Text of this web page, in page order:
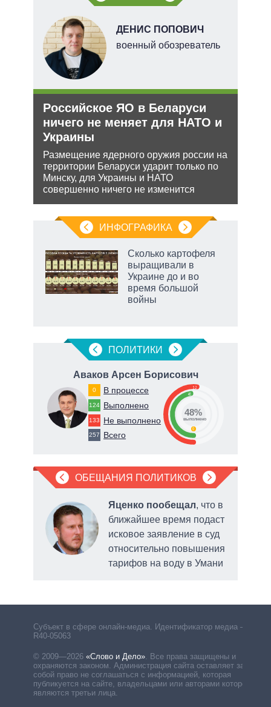
ДЕНИС ПОПОВИЧ
военный обозреватель
Российское ЯО в Беларуси
ничего не меняет для НАТО и
Украины
Размещение ядерного оружия россии на
территории Беларуси ударит только по
Минску, для Украины и НАТО
совершенно ничего не изменится
ИНФОГРАФИКА
Сколько картофеля
выращивали в
Украине до и во
время большой
войны
ПОЛИТИКИ
Аваков Арсен Борисович
0 В процессе
124 Выполнено
133 Не выполнено
257 Всего
52
48
0
48%
выполнено
ОБЕЩАНИЯ ПОЛИТИКОВ
Яценко пообещал, что в
ближайшее время подаст
исковое заявление в суд
относительно повышения
тарифов на воду в Умани
Субъект в сфере онлайн-медиа. Идентификатор медиа –
R40-05063
© 2009—2026 «Слово и Дело». Все права защищены и
охраняются законом. Администрация сайта оставляет за
собой право не соглашаться с информацией, которая
публикуется на сайте, владельцами или авторами которой
являются третьи лица.